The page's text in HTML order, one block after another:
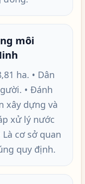
môi
ha. • Dân
• Đánh
xây dựng và
xử lý nước
cơ sở quan
quy định.